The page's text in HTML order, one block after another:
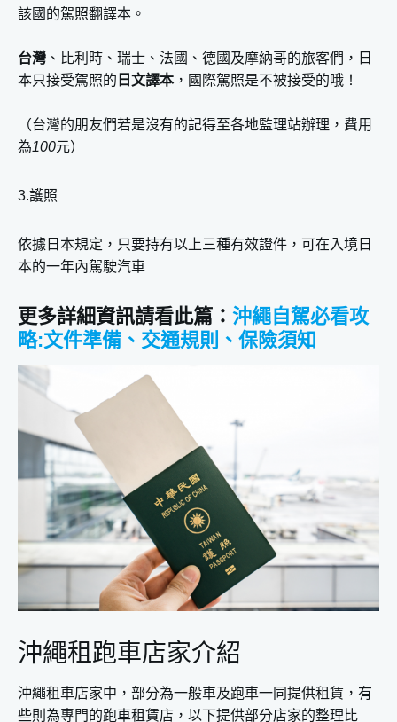
該國的駕照翻譯本。
台灣 、比利時、瑞士、法國、德國及摩納哥的旅客們，日
本只接受駕照的 日文譯本，國際駕照是不被接受的哦！
（台灣的朋友們若是沒有的記得至各地監理站辦理，費用
為100元）
3.護照
依據日本規定，只要持有以上三種有效證件，可在入境日
本的一年內駕駛汽車
更多詳細資訊請看此篇： 沖繩自駕必看攻
略:文件準備、交通規則、保險須知
沖繩租跑車店家介紹
沖繩租車店家中，部分為一般車及跑車一同提供租賃，有
些則為專門的跑車租賃店，以下提供部分店家的整理比